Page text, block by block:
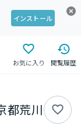
インストール
お気に入り 閲覧履歴
都荒川